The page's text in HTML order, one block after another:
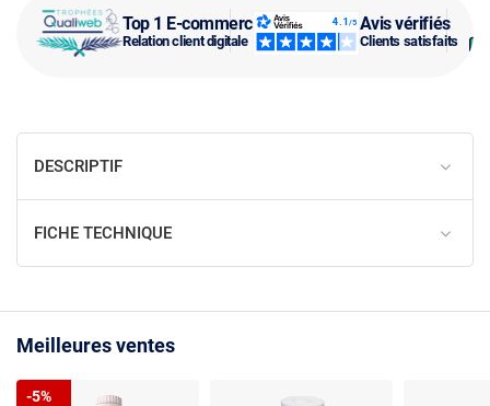
Top 1 E-commerce
Relation client digitale
Avis vérifiés
Clients satisfaits
DESCRIPTIF
FICHE TECHNIQUE
Meilleures ventes
-5%